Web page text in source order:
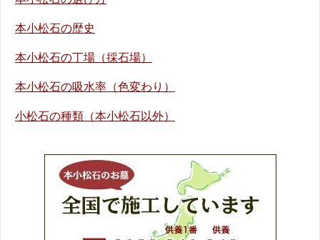
本小松石の歴史
本小松石の丁場（採石場）
本小松石の吸水率（色変わり）
小松石の種類（本小松石以外）